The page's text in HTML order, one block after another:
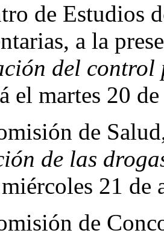
de Estudios
a la
del control
el martes 20
de
de las
21 de
de